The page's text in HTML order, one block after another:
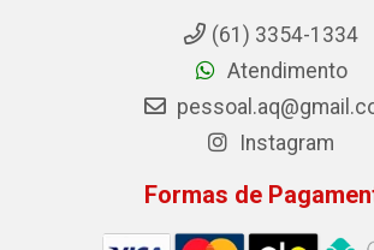
(61) 3354-1334
Atendimento
Instagram
Formas de